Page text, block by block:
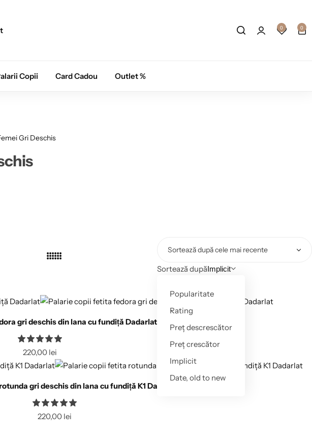
0 0
Copii Card Cadou Outlet %
Gri Deschis
Sortează dupăImplicit
Popularitate
Rating
Preț descrescător
Preț crescător
Implicit
Date, old to new
gri deschis din lana cu fundiță Dadarlat
220,00 lei
gri deschis din lana cu fundiță K1 Dadarlat
220,00 lei